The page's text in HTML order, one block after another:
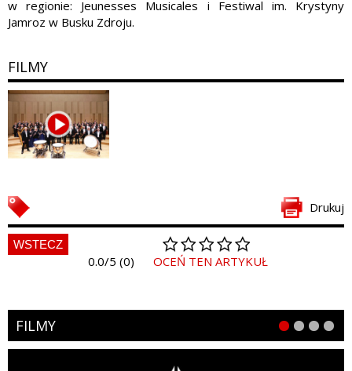
w regionie: Jeunesses Musicales i Festiwal im. Krystyny
Jamroz w Busku Zdroju.
FILMY
Drukuj
WSTECZ
0.0/5 (0) OCEŃ TEN ARTYKUŁ
FILMY